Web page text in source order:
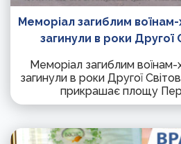
Меморіал загиблим воїнам-
загинули в роки Другої
Меморіал загиблим воїнам-
загинули в роки Другої
прикрашає площу